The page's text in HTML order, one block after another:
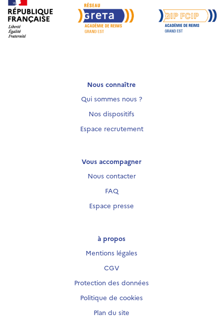
Nous connaître
Qui sommes nous ?
Nos dispositifs
Espace recrutement
Vous accompagner
Nous contacter
FAQ
Espace presse
à propos
Mentions légales
CGV
Protection des données
Politique de cookies
Plan du site